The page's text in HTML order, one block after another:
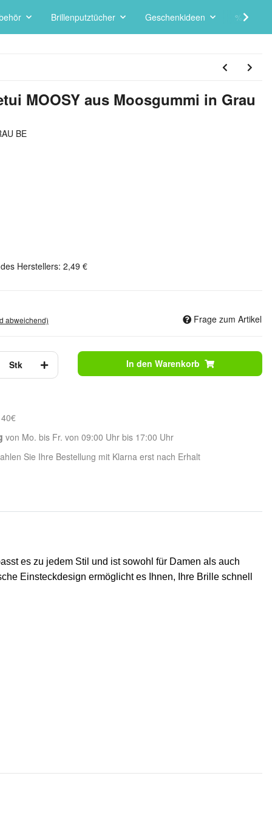
Brillenputztücher Geschenkideen % SALE
MOOSY aus Moosgummi in Grau
BE
Herstellers: 2,49 €
abweichend) Frage zum Artikel
Stk In den Warenkorb
von Mo. bis Fr. von 09:00 Uhr bis 17:00 Uhr
Sie Ihre Bestellung mit Klarna erst nach Erhalt
es zu jedem Stil und ist sowohl für Damen als auch
Einsteckdesign ermöglicht es Ihnen, Ihre Brille schnell